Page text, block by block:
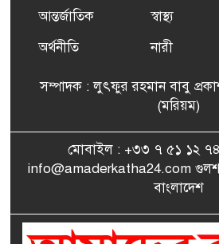
ফ্রান্সে
এমপি
জেলা
আন্তর্জাতিক
অর্থনীতি
স্বাস্থ্য
নারী
সম্পাদক : লুৎফুর রহমান বাবু
(মরিয়ম)
মোবাইল : +৩৩ ৭ ৫১ ১২
info@amaderkatha24.com
বাংলাদেশ